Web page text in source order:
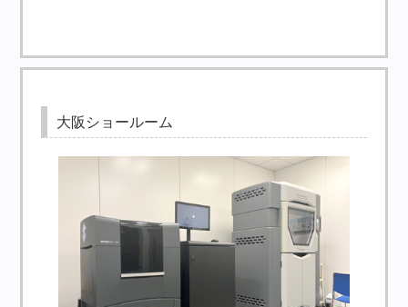
大阪ショールーム